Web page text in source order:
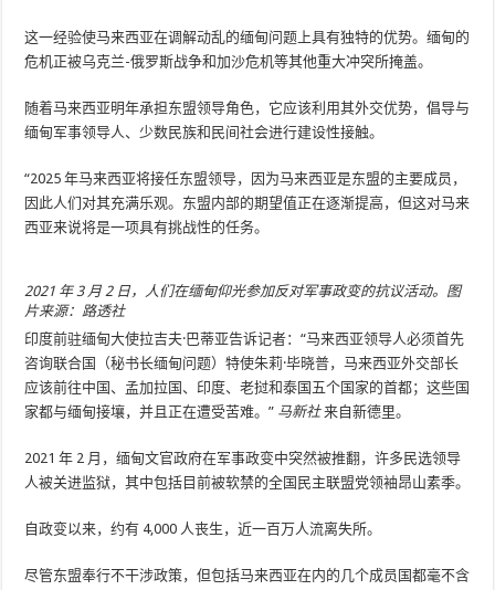
这一经验使马来西亚在调解动乱的缅甸问题上具有独特的优势。缅甸的
危机正被乌克兰-俄罗斯战争和加沙危机等其他重大冲突所掩盖。
随着马来西亚明年承担东盟领导角色，它应该利用其外交优势，倡导与
缅甸军事领导人、少数民族和民间社会进行建设性接触。
“2025 年马来西亚将接任东盟领导，因为马来西亚是东盟的主要成员，
因此人们对其充满乐观。东盟内部的期望值正在逐渐提高，但这对马来
西亚来说将是一项具有挑战性的任务。
2021 年 3 月 2 日，人们在缅甸仰光参加反对军事政变的抗议活动。图
片来源：路透社
印度前驻缅甸大使拉吉夫·巴蒂亚告诉记者：“马来西亚领导人必须首先
咨询联合国（秘书长缅甸问题）特使朱莉·毕晓普，马来西亚外交部长
应该前往中国、孟加拉国、印度、老挝和泰国五个国家的首都；这些国
家都与缅甸接壤，并且正在遭受苦难。” 马新社来自新德里。
2021 年 2 月，缅甸文官政府在军事政变中突然被推翻，许多民选领导
人被关进监狱，其中包括目前被软禁的全国民主联盟党领袖昂山素季。
自政变以来，约有 4,000 人丧生，近一百万人流离失所。
尽管东盟奉行不干涉政策，但包括马来西亚在内的几个成员国都毫不含